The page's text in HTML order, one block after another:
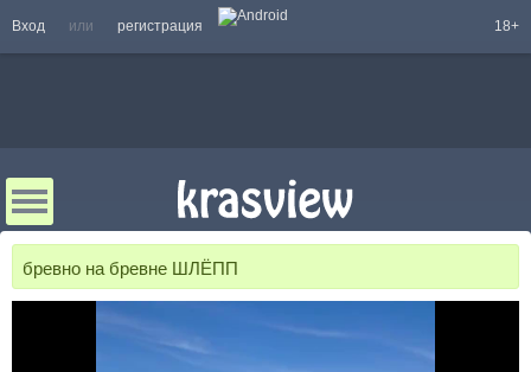
Вход или регистрация 18+
бревно на бревне ШЛЁПП